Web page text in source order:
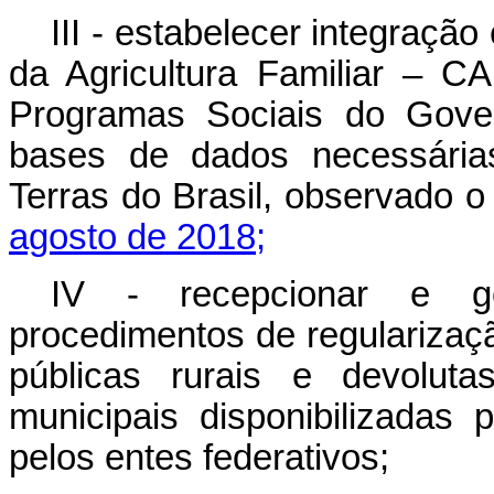
III - estabelecer
da Agricultura Familiar –
Programas Sociais do
bases de dados
Terras do Brasil, observado
agosto de 2018;
IV - recepcionar e
procedimentos de
públicas rurais e
municipais disponibilizadas
pelos entes federativos;